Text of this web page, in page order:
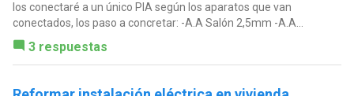
los conectaré a un único PIA según los aparatos que van
conectados, los paso a concretar: -A.A Salón 2,5mm -A.A...
3 respuestas